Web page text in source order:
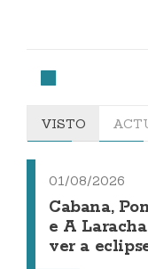
VISTO
01/08/2026
Cabana,
e A
ver a